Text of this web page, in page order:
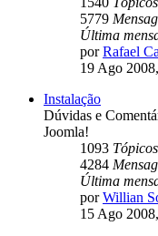
5779
Última
porRafael
19 Ago
Instalação
Dúvidas e
Joomla!
1093 Tópicos
4284
Última
porWillian
15 Ago